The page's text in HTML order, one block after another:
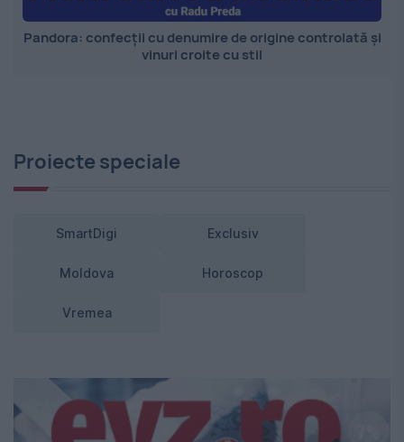
Pandora: confecții cu denumire de origine controlată și
vinuri croite cu stil
Proiecte speciale
SmartDigi Exclusiv
Moldova Horoscop
Vremea